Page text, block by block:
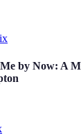
by Now: A